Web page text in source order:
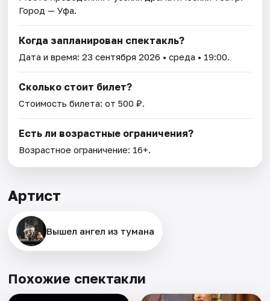
Город — Уфа.
Когда запланирован спектакль?
Дата и время:23 сентября 2026 • среда • 19:00.
Сколько стоит билет?
Стоимость билета: от 500 ₽.
Есть ли возрастные ограничения?
Возрастное ограничение: 16+.
Артист
Вышел ангел из тумана
Похожие спектакли